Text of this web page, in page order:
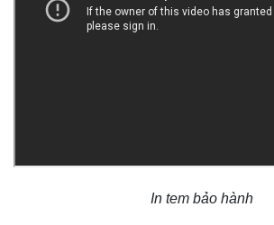
In tem bảo hành